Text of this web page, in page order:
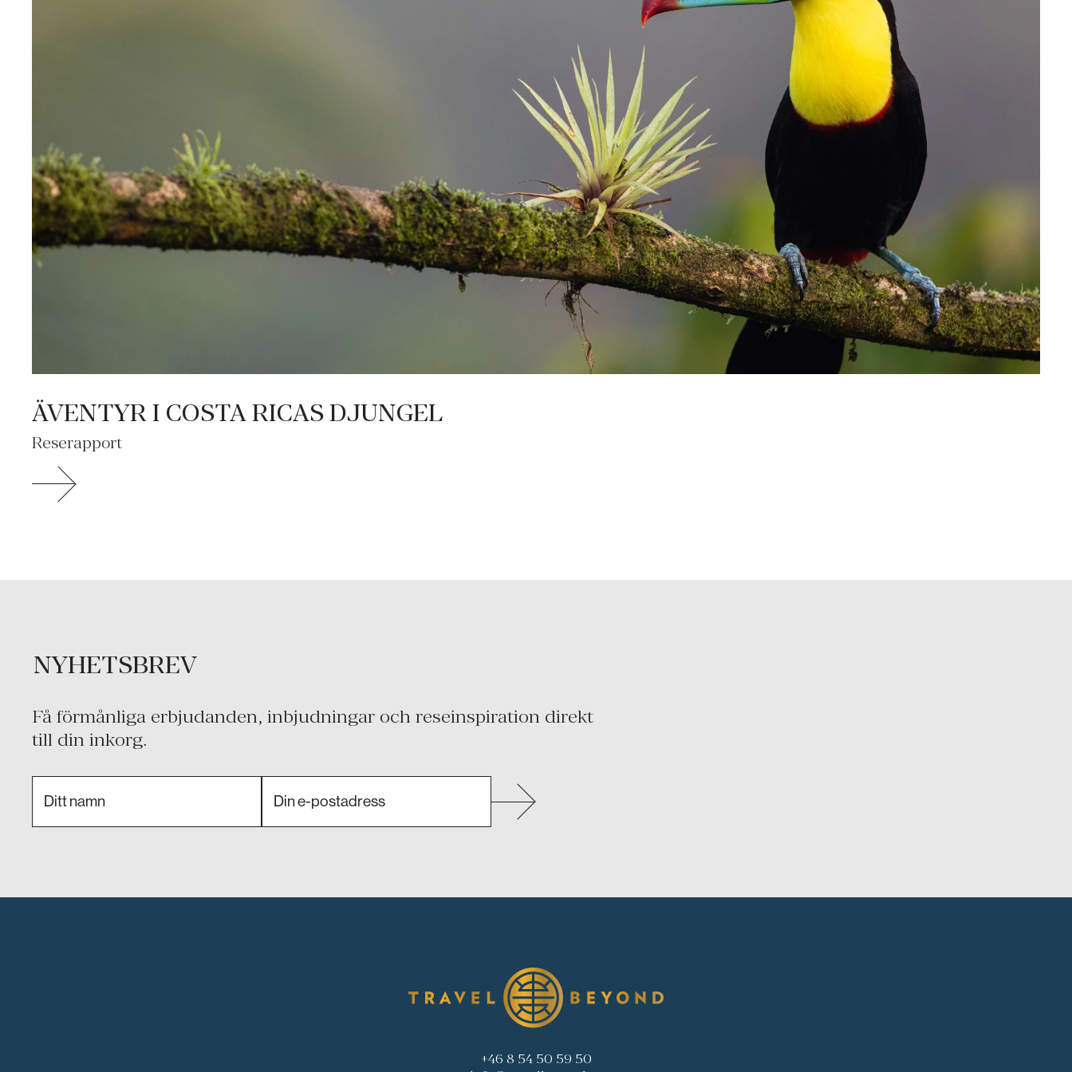
ÄVENTYR I COSTA RICAS DJUNGEL
Reserapport
NYHETSBREV
Få förmånliga erbjudanden, inbjudningar och reseinspiration direkt
till din inkorg.
+46 8 54 50 59 50